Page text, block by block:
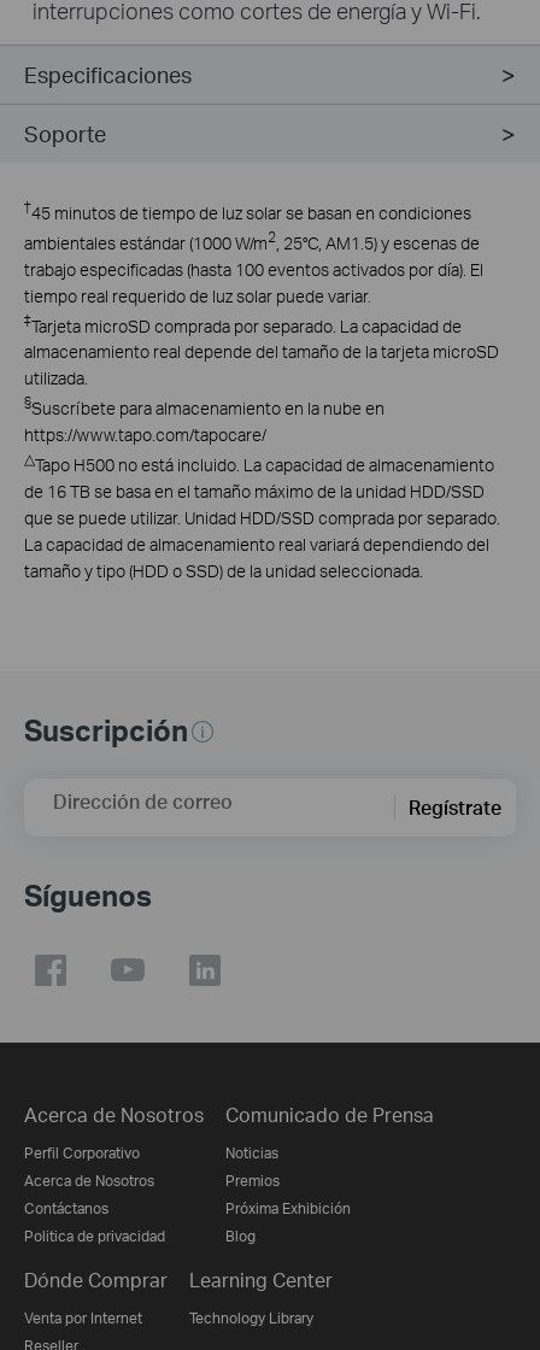
interrupciones como cortes de energía y Wi-Fi.
Especificaciones
Soporte
†45 minutos de tiempo de luz solar se basan en condiciones
ambientales estándar (1000 W/m2 , 25°C, AM1.5) y escenas de
trabajo especificadas (hasta 100 eventos activados por día). El
tiempo real requerido de luz solar puede variar.
‡Tarjeta microSD comprada por separado. La capacidad de
almacenamiento real depende del tamaño de la tarjeta microSD
utilizada.
§Suscríbete para almacenamiento en la nube en
https://www.tapo.com/tapocare/
△Tapo H500 no está incluido. La capacidad de almacenamiento
de 16 TB se basa en el tamaño máximo de la unidad HDD/SSD
que se puede utilizar. Unidad HDD/SSD comprada por separado.
La capacidad de almacenamiento real variará dependiendo del
tamaño y tipo (HDD o SSD) de la unidad seleccionada.
Suscripción
Dirección de correo Regístrate
Síguenos
Acerca de Nosotros
Perfil Corporativo
Acerca de Nosotros
Contáctanos
Politica de privacidad
Comunicado de Prensa
Noticias
Premios
Próxima Exhibición
Blog
Dónde Comprar
Venta por Internet
Reseller
Learning Center
Technology Library